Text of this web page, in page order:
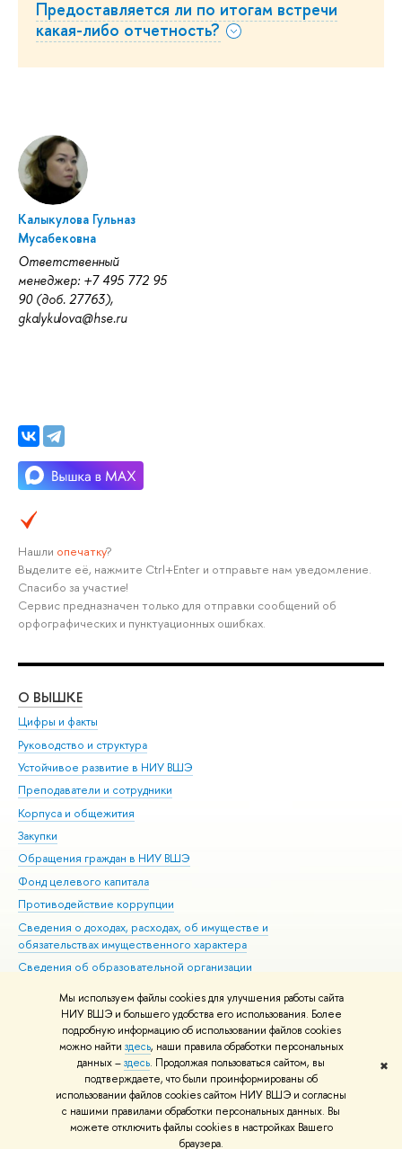
Мы используем файлы cookies для улучшения работы сайта
НИУ ВШЭ и большего удобства его использования. Более
подробную информацию об использовании файлов cookies
можно найти здесь, наши правила обработки персональных
данных –здесь. Продолжая пользоваться сайтом, вы
подтверждаете, что были проинформированы об
использовании файлов cookies сайтом НИУ ВШЭ и согласны
с нашими правилами обработки персональных данных. Вы
можете отключить файлы cookies в настройках Вашего
браузера.
✖
Предоставляется ли по итогам встречи
какая-либо отчетность?
Калыкулова Гульназ
Мусабековна
Ответственный
менеджер: +7 495 772 95
90 (доб. 27763),
gkalykulova@hse.ru
Нашли опечатку?
Выделите её, нажмите Ctrl+Enter и отправьте нам уведомление.
Спасибо за участие!
Сервис предназначен только для отправки сообщений об
орфографических и пунктуационных ошибках.
О ВЫШКЕ
Цифры и факты
Руководство и структура
Устойчивое развитие в НИУ ВШЭ
Преподаватели и сотрудники
Корпуса и общежития
Закупки
Обращения граждан в НИУ ВШЭ
Фонд целевого капитала
Противодействие коррупции
Сведения о доходах, расходах, об имуществе и
обязательствах имущественного характера
Сведения об образовательной организации
Людям с ограниченными возможностями здоровья
Единая платежная страница
Работа в Вышке
© НИУ ВШЭ 1993–2026 Адреса и контакты Условия использования
материалов Политика конфиденциальности Карта сайта
Шрифты HSE Sans и HSE Slab разработаны вШколе дизайна НИУ ВШЭ